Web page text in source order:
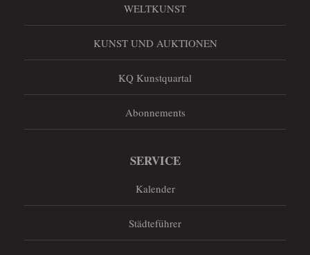
WELTKUNST
KUNST UND AUKTIONEN
KQ Kunstquartal
Abonnements
SERVICE
Kalender
Städteführer